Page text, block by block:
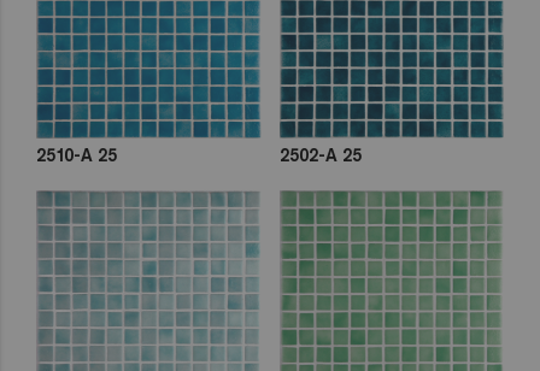
2510-A 25 2502-A 25